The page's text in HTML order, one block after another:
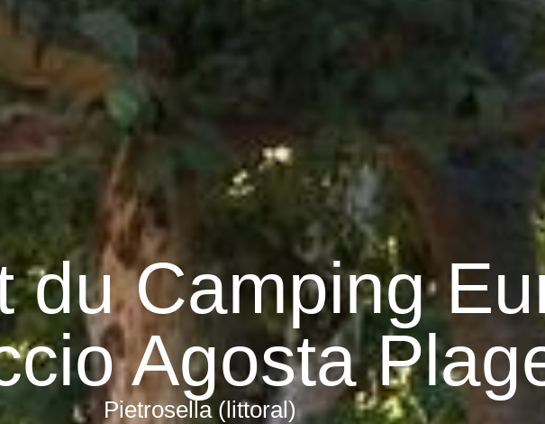
du Camping
Agosta
Pietrosella (littoral)